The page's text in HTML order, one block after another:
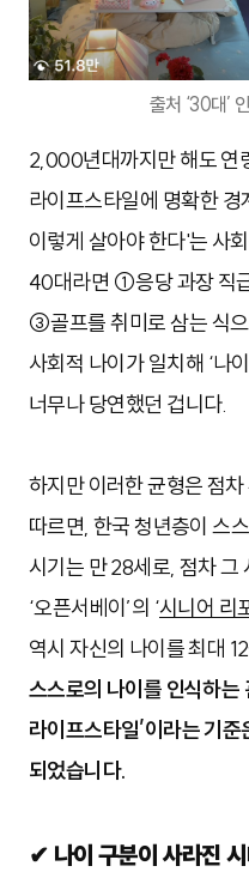
출처 ‘30대’
2,000년대까지만 해도 연
라이프스타일에 명확한
이렇게 살아야 한다'는 사
40대라면 ①응당 과장 직
③골프를 취미로 삼는 식
사회적 나이가 일치해 ‘나
너무나 당연했던 겁니다.
하지만 이러한 균형은 점차
따르면, 한국 청년층이 스
시기는 만 28세로, 점차 그
‘오픈서베이’의 ‘시니어 리
역시 자신의 나이를 최대
스스로의 나이를 인식하는
라이프스타일’이라는 기준
되었습니다.
✔ 나이 구분이 사라진